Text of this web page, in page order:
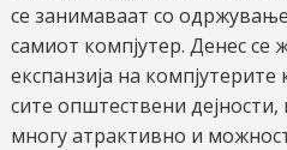
се занимаваат со
самиот компјутер. Денес се
експанзија на
сите општествени
многу атрактивно и